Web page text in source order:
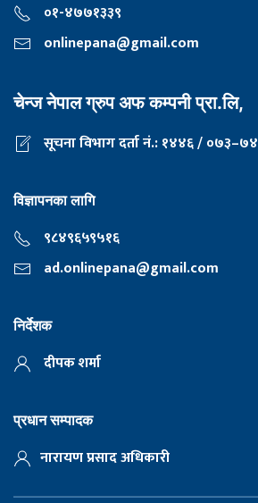
०१-४७७१३३९
onlinepana@gmail.com
चेन्ज नेपाल ग्रुप अफ कम्पनी प्रा.लि,
सूचना विभाग दर्ता नं.: १४४६ / ०७३–७४
विज्ञापनका लागि
९८४९६५९५१६
ad.onlinepana@gmail.com
निर्देशक
दीपक शर्मा
प्रधान सम्पादक
नारायण प्रसाद अधिकारी